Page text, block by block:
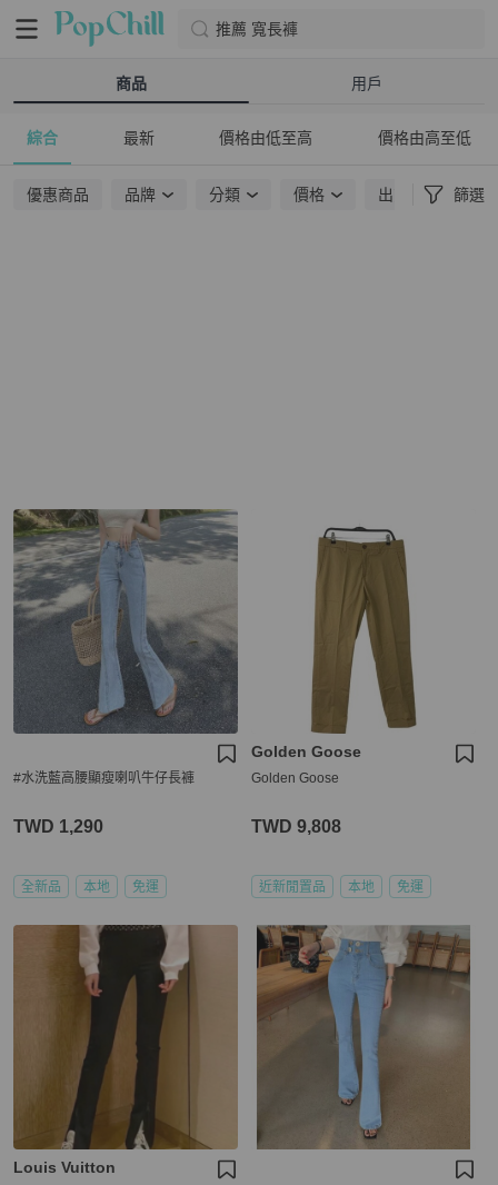
推薦 寬長褲
商品 用戶
綜合 最新 價格由低至高 價格由高至低
優惠商品 品牌 分類 價格 出貨地點 篩選
#水洗藍高腰顯瘦喇叭牛仔長褲
TWD 1,290
全新品 本地 免運
Golden Goose
Golden Goose
TWD 9,808
近新閒置品 本地 免運
Louis Vuitton